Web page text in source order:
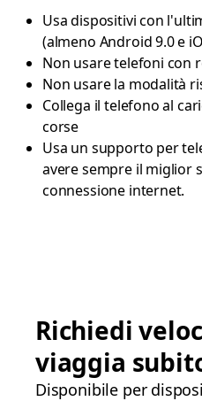
Usa dispositivi con
(almeno Android 9.0 e
Non usare telefoni con
Non usare la modalità
Collega il telefono al
corse
Usa un supporto per
avere sempre il miglior
connessione internet.
Richiedi
viaggia
Disponibile per